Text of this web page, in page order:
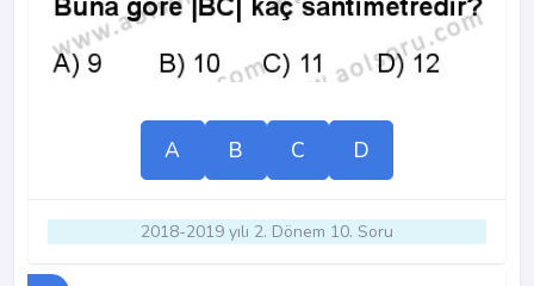
A B C D
2018-2019 yılı 2. Dönem 10. Soru